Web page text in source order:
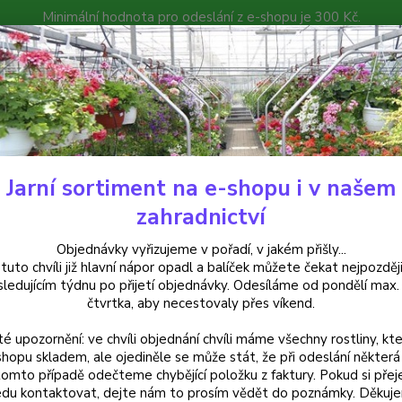
Minimální hodnota pro odeslání z e-shopu je 300 Kč.
můžete čekat nejpozději v následujícím týdnu po přijetí
Poradna Kontakty
Hledat
Trvalky Rhodanthemum hosmariense Casablanca-sedmikráska
hosmariense
za kus v 3-kusovém balení
Jarní sortiment na e-shopu i v našem
zahradnictví
Objednávky vyřizujeme v pořadí, v jakém přišly...
chvíli již hlavní nápor opadl a balíček můžete čekat
týdnu po přijetí objednávky. Odesíláme od pondělí
čtvrtka, aby necestovaly přes víkend.
upozornění: ve chvíli objednání chvíli máme všechny rostliny,
skladem, ale ojediněle se může stát, že při odeslání některá
případě odečteme chybějící položku z faktury. Pokud si
kontaktovat, dejte nám to prosím vědět do poznámky.